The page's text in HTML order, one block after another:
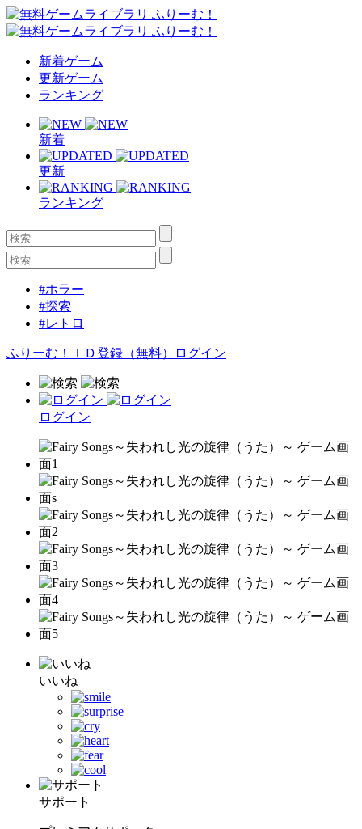
新着ゲーム
更新ゲーム
ランキング
新着
更新
ランキング
#ホラー
#探索
#レトロ
ふりーむ！ＩＤ登録（無料） ログイン
ログイン
いいね
サポート